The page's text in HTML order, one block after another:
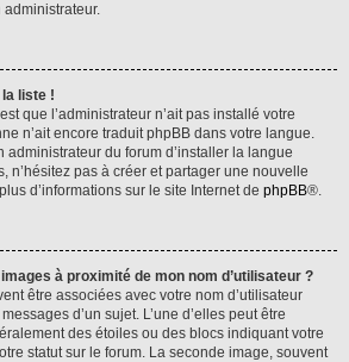
la liste !
que l’administrateur n’ait pas installé votre
n’ait encore traduit phpBB dans votre langue.
administrateur du forum d’installer la langue
n’hésitez pas à créer et partager une nouvelle
d’informations sur le site Internet de phpBB®.
à proximité de mon nom d’utilisateur ?
être associées avec votre nom d’utilisateur
d’un sujet. L’une d’elles peut être
des étoiles ou des blocs indiquant votre
statut sur le forum. La seconde image, souvent